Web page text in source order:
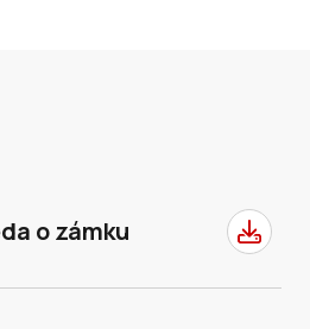
o zámku